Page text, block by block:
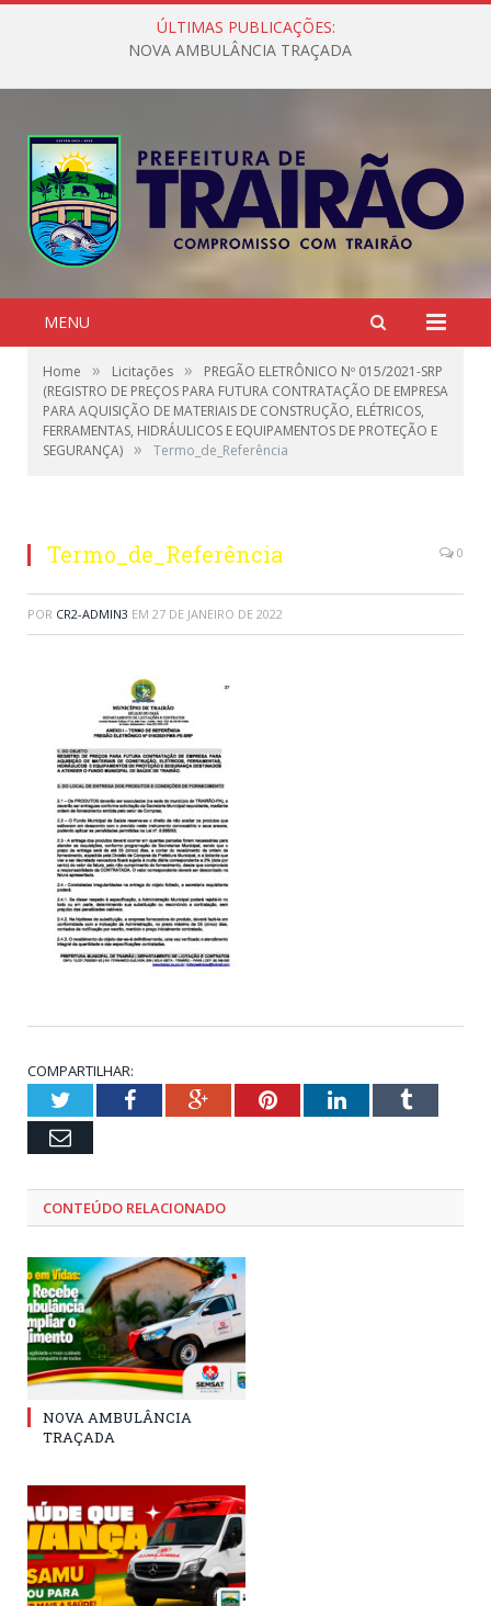
ÚLTIMAS PUBLICAÇÕES:
NOVA AMBULÂNCIA TRAÇADA
MENU
Home » Licitações »
PREGÃO ELETRÔNICO Nº 015/2021-SRP
(REGISTRO DE PREÇOS PARA FUTURA CONTRATAÇÃO DE EMPRESA
PARA AQUISIÇÃO DE MATERIAIS DE CONSTRUÇÃO, ELÉTRICOS,
FERRAMENTAS, HIDRÁULICOS E EQUIPAMENTOS DE PROTEÇÃO E
SEGURANÇA) » Termo_de_Referência
Termo_de_Referência 0
POR CR2-ADMIN3 EM 27 DE JANEIRO DE 2022
COMPARTILHAR:
TwitterFacebookGoogle+PinterestLinkedInTumblr
Email
CONTEÚDO RELACIONADO
NOVA AMBULÂNCIA
TRAÇADA